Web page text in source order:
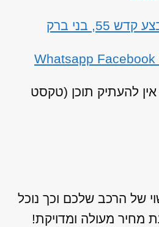
בני ברק
Whatsapp Facebook
אין להעתיק תוכן (טקסט
של הרכב שלכם וכך נוכל
מחיר מעולה ומדויקת!